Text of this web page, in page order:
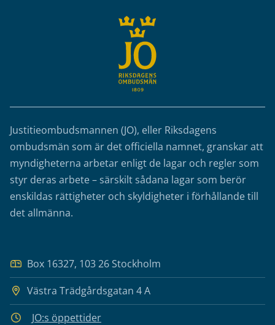
Justitieombudsmannen (JO), eller Riksdagens
ombudsmän som är det officiella namnet, granskar att
myndigheterna arbetar enligt de lagar och regler som
styr deras arbete – särskilt sådana lagar som berör
enskildas rättigheter och skyldigheter i förhållande till
det allmänna.
Box 16327, 103 26 Stockholm
Västra Trädgårdsgatan 4 A
JO:s öppettider